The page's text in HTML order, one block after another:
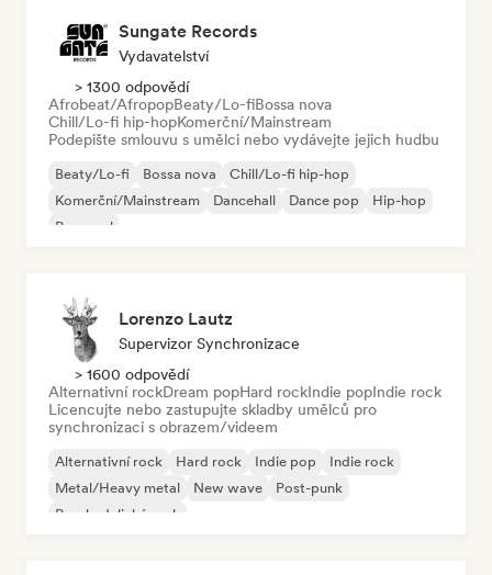
Sungate Records
Vydavatelství
> 1300 odpovědí
Afrobeat/AfropopBeaty/Lo-fiBossa nova
Chill/Lo-fi hip-hopKomerční/Mainstream
Podepište smlouvu s umělci nebo vydávejte jejich hudbu
Beaty/Lo-fi Bossa nova
Chill/Lo-fi hip-hop
Komerční/Mainstream
Dancehall Dance pop
Hip-hop
Pop-soul
Lorenzo Lautz
Supervizor Synchronizace
> 1600 odpovědí
Alternativní rockDream popHard rockIndie popIndie rock
Licencujte nebo zastupujte skladby umělců pro
synchronizaci s obrazem/videem
Alternativní rock Hard rock Indie pop
Indie rock
Metal/Heavy metal
New wave
Post-punk
Psychedelický rock